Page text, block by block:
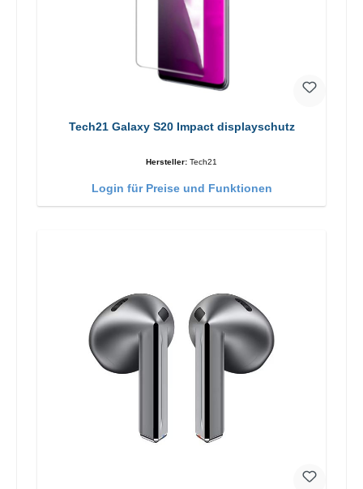
Tech21 Galaxy S20 Impact displayschutz
Hersteller: Tech21
Login für Preise und Funktionen